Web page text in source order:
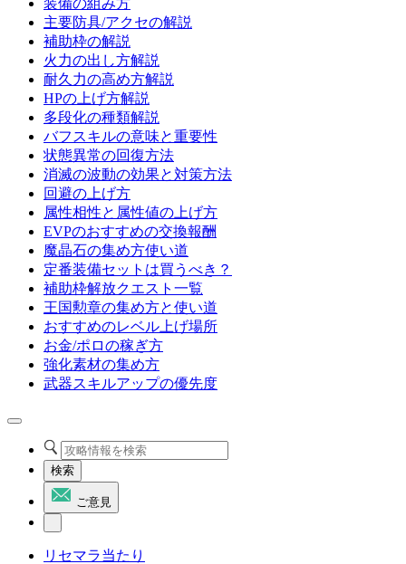
装備の組み方
主要防具/アクセの解説
補助枠の解説
火力の出し方解説
耐久力の高め方解説
HPの上げ方解説
多段化の種類解説
バフスキルの意味と重要性
状態異常の回復方法
消滅の波動の効果と対策方法
回避の上げ方
属性相性と属性値の上げ方
EVPのおすすめの交換報酬
魔晶石の集め方使い道
定番装備セットは買うべき？
補助枠解放クエスト一覧
王国勲章の集め方と使い道
おすすめのレベル上げ場所
お金/ポロの稼ぎ方
強化素材の集め方
武器スキルアップの優先度
検索
ご意見
リセマラ当たり